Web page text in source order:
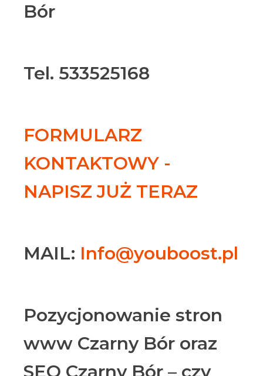
Bór
Tel. 533525168
FORMULARZ
KONTAKTOWY -
NAPISZ JUŻ TERAZ
MAIL: Info@youboost.pl
Pozycjonowanie stron
www Czarny Bór oraz
SEO Czarny Bór – czy